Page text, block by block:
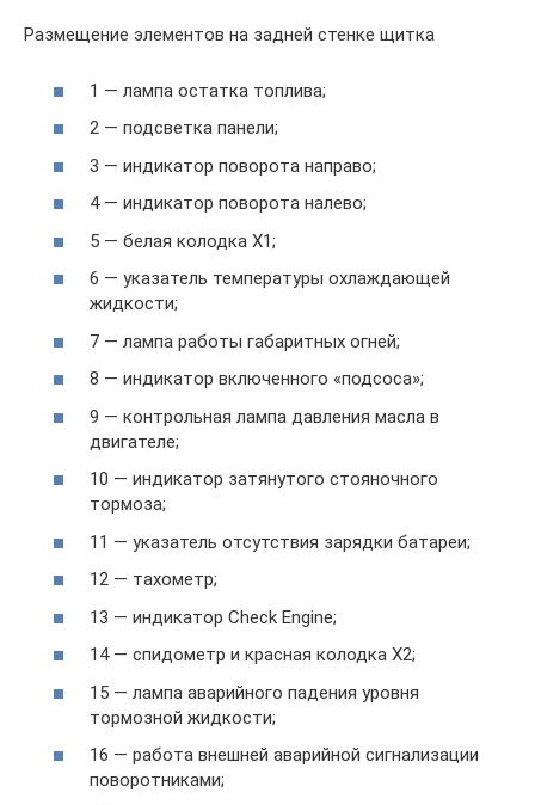
Размещение элементов на задней стенке щитка
1 — лампа остатка топлива;
2 — подсветка панели;
3 — индикатор поворота направо;
4 — индикатор поворота налево;
5 — белая колодка Х1;
6 — указатель температуры охлаждающей
жидкости;
7 — лампа работы габаритных огней;
8 — индикатор включенного «подсоса»;
9 — контрольная лампа давления масла в
двигателе;
10 — индикатор затянутого стояночного
тормоза;
11 — указатель отсутствия зарядки батареи;
12 — тахометр;
13 — индикатор Check Engine;
14 — спидометр и красная колодка Х2;
15 — лампа аварийного падения уровня
тормозной жидкости;
16 — работа внешней аварийной сигнализации
поворотниками;